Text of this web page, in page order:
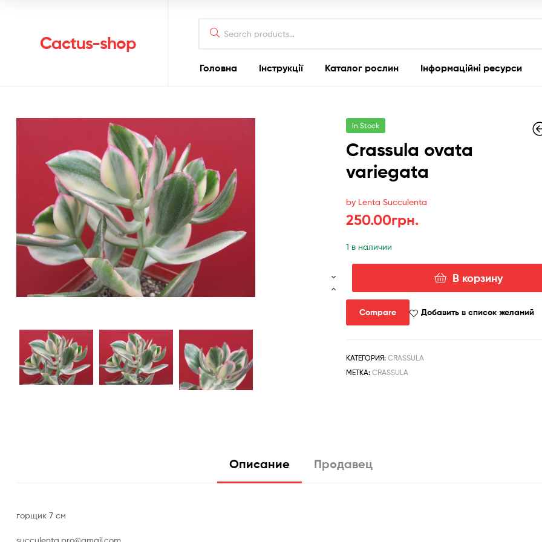
Cactus-shop
for:
Головна Інструкції Каталог рослин Інформаційні ресурси
In Stock
Crassula ovata
variegata
by Lenta Succulenta
250.00грн.
1 в наличии
товара
Crassula
ovata
В корзину
Compare Добавить в список желаний
КАТЕГОРИЯ: CRASSULA
МЕТКА: CRASSULA
Описание Продавец
горщик 7 см